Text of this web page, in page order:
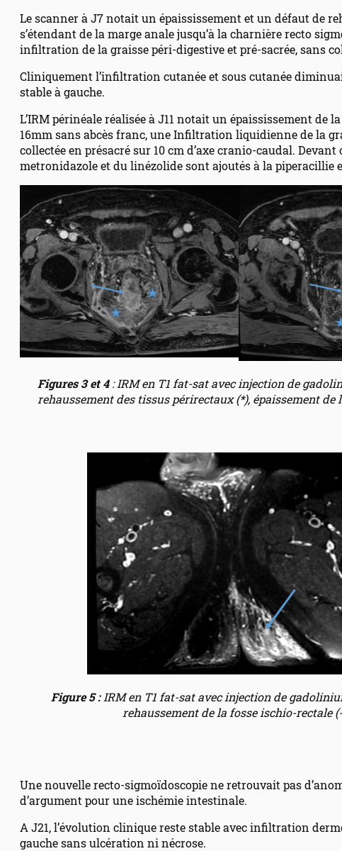
Le scanner à J7 notait un épaississement et un défaut de
s’étendant de la marge anale jusqu’à la charnière recto
infiltration de la graisse péri-digestive et pré-sacrée, sans
Cliniquement l’infiltration cutanée et sous cutanée
stable à gauche.
L’IRM périnéale réalisée à J11 notait un épaississement de
16mm sans abcès franc, une Infiltration liquidienne de la
collectée en présacré sur 10 cm d’axe cranio-caudal.
metronidazole et du linézolide sont ajoutés à la piperacillie
Figures 3 et 4: IRM en T1 fat-sat avec injection de
rehaussement des tissus périrectaux (*), épaissement de
Figure 5 : IRM en T1 fat-sat avec injection de
rehaussement de la fosse ischio-rectale
Une nouvelle recto-sigmoïdoscopie ne retrouvait pas
d’argument pour une ischémie intestinale.
A J21, l’évolution clinique reste stable avec infiltration
gauche sans ulcération ni nécrose.